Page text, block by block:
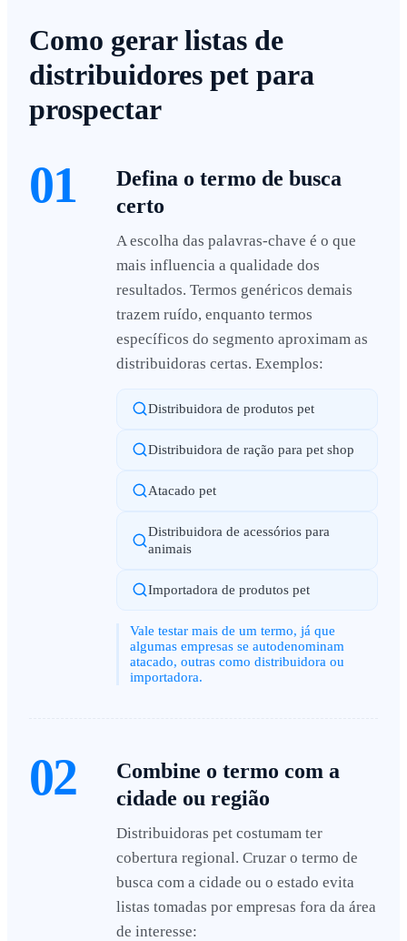
Como gerar listas de
distribuidores pet para
prospectar
01
Defina o termo de busca
certo
A escolha das palavras-chave é o que
mais influencia a qualidade dos
resultados. Termos genéricos demais
trazem ruído, enquanto termos
específicos do segmento aproximam as
distribuidoras certas. Exemplos:
Distribuidora de produtos pet
Distribuidora de ração para pet shop
Atacado pet
Distribuidora de acessórios para
animais
Importadora de produtos pet
Vale testar mais de um termo, já que
algumas empresas se autodenominam
atacado, outras como distribuidora ou
importadora.
02
Combine o termo com a
cidade ou região
Distribuidoras pet costumam ter
cobertura regional. Cruzar o termo de
busca com a cidade ou o estado evita
listas tomadas por empresas fora da área
de interesse: